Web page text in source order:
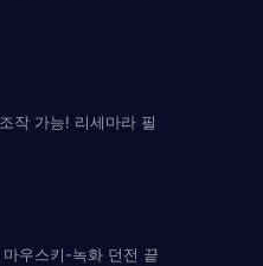
작 가능! 리세마라 필
우스키-녹화 던전 끝